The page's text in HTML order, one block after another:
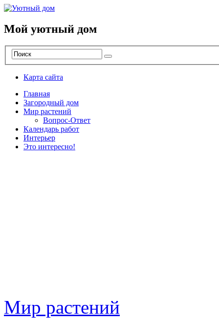
Мой уютный дом
Карта сайта
Главная
Загородный дом
Мир растений
Вопрос-Ответ
Календарь работ
Интерьер
Это интересно!
Мир растений